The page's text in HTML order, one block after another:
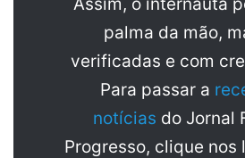
palma da mão,
verificadas e com
Para passar a
notícias do Jornal
Progresso, clique nos